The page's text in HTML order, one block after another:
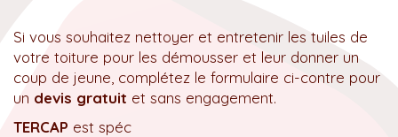
Si vous souhaitez nettoyer et entretenir les tuiles de
votre toiture pour les démousser et leur donner un
coup de jeune, complétez le formulaire ci-contre pour
un devis gratuit et sans engagement.
TERCAP est spéc